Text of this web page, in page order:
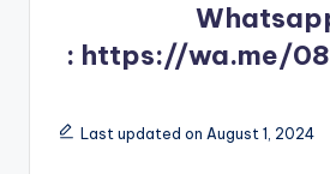
: https://wa.me/
Last updated on August 1, 2024